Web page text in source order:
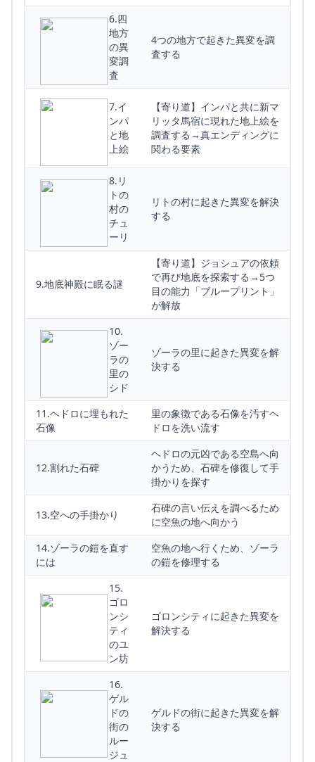
6.四
地方
の異
変調
査
4つの地方で起きた異変を調
査する
7.イ
ンパ
と地
上絵
【寄り道】インパと共に新マ
リッタ馬宿に現れた地上絵を
調査する→真エンディングに
関わる要素
8.リ
トの
村の
チュ
ーリ
リトの村に起きた異変を解決
する
9.地底神殿に眠る謎
【寄り道】ジョシュアの依頼
で再び地底を探索する→5つ
目の能力「ブループリント」
が解放
10.
ゾー
ラの
里の
シド
ゾーラの里に起きた異変を解
決する
11.ヘドロに埋もれた
石像
里の象徴である石像を汚すヘ
ドロを洗い流す
12.割れた石碑
ヘドロの元凶である空島へ向
かうため、石碑を修復して手
掛かりを探す
13.空への手掛かり
石碑の言い伝えを調べるため
に空魚の地へ向かう
14.ゾーラの鎧を直す
には
空魚の地へ行くため、ゾーラ
の鎧を修理する
15.
ゴロ
ンシ
ティ
のユ
ン坊
ゴロンシティに起きた異変を
解決する
16.
ゲル
ドの
街の
ルー
ジュ
ゲルドの街に起きた異変を解
決する